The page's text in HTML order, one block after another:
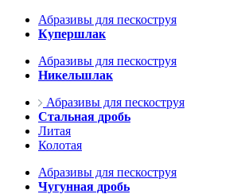
Абразивы для пескоструя
Купершлак
Абразивы для пескоструя
Никельшлак
Абразивы для пескоструя
Стальная дробь
Литая
Колотая
Абразивы для пескоструя
Чугунная дробь